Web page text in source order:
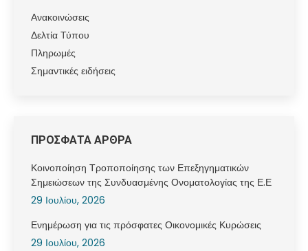
Ανακοινώσεις
Δελτία Τύπου
Πληρωμές
Σημαντικές ειδήσεις
ΠΡΟΣΦΑΤΑ ΑΡΘΡΑ
Κοινοποίηση Τροποποίησης των Επεξηγηματικών
Σημειώσεων της Συνδυασμένης Ονοματολογίας της Ε.Ε
29 Ιουλίου, 2026
Ενημέρωση για τις πρόσφατες Οικονομικές Κυρώσεις
29 Ιουλίου, 2026